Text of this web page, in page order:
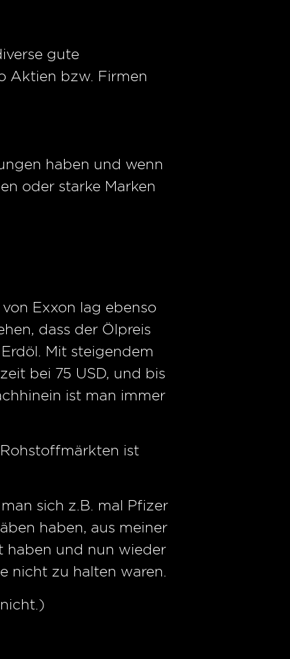
gute
Aktien bzw. Firmen
haben und wenn
oder starke Marken
Exxon lag ebenso
dass der Ölpreis
Mit steigendem
bei 75 USD, und bis
ist man immer
ist
sich z.B. mal Pfizer
haben, aus meiner
haben und nun wieder
nicht zu halten waren.